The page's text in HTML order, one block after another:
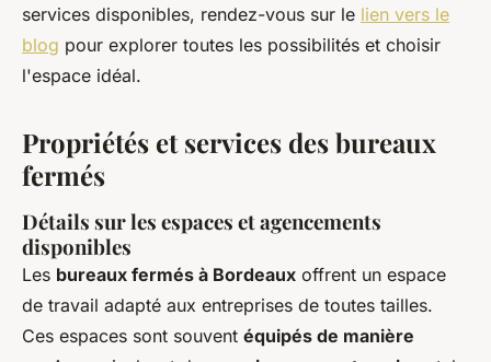
services disponibles, rendez-vous sur le lien vers le
blog pour explorer toutes les possibilités et choisir
l'espace idéal.
Propriétés et services des bureaux
fermés
Détails sur les espaces et agencements
disponibles
Les bureaux fermés à Bordeaux offrent un espace
de travail adapté aux entreprises de toutes tailles.
Ces espaces sont souvent équipés de manière